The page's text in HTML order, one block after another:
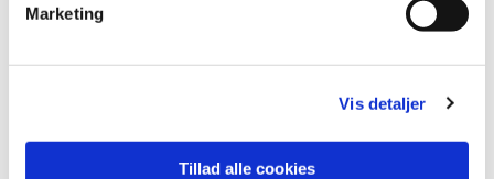
Marketing
Vis detaljer
Tillad alle cookies